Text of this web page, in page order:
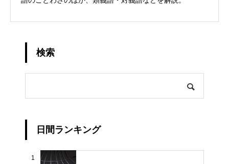
検索
日間ランキング
1